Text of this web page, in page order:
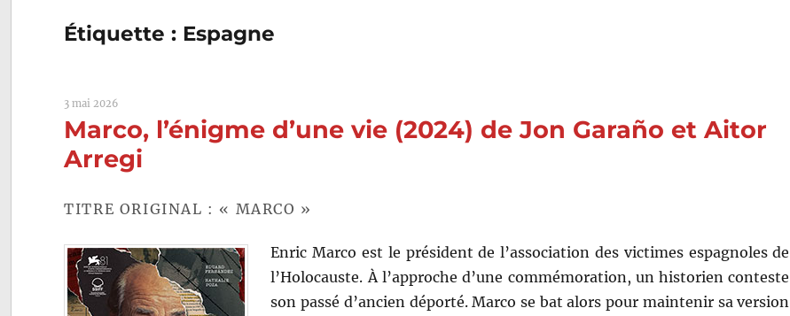
Étiquette : Espagne
3 mai 2026
Marco, l’énigme d’une vie (2024) de Jon Garaño et Aitor
Arregi
TITRE ORIGINAL : « MARCO »
Enric Marco est le président de l’association des victimes espagnoles de
l’Holocauste. À l’approche d’une commémoration, un historien conteste
son passé d’ancien déporté. Marco se bat alors pour maintenir sa version